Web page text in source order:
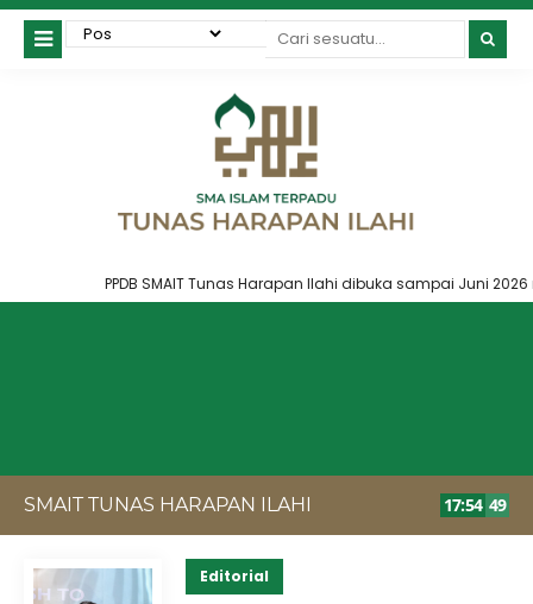
PPDB SMAIT Tunas Harapan Ilahi dibuka sampai Juni 2026
SMAIT TUNAS HARAPAN ILAHI 17:54 49
Editorial